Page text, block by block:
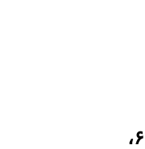
دوره ۶، شماره ۳ - ( دوره۶،